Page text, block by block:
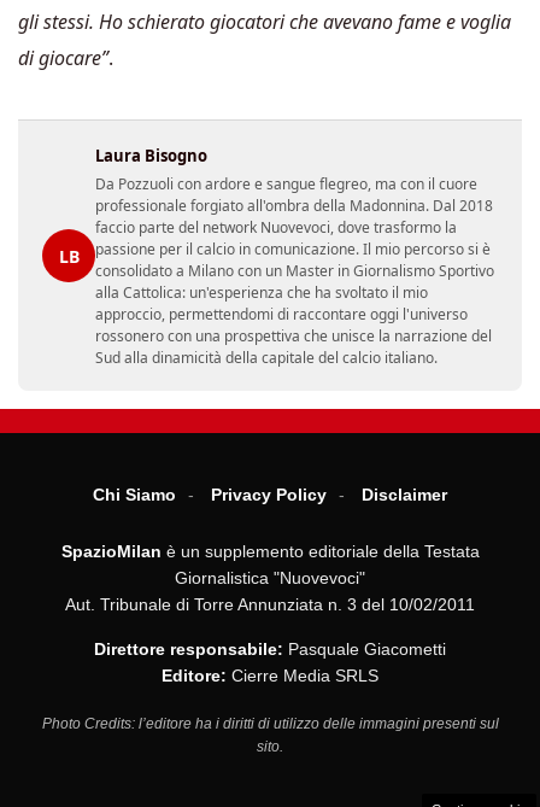
gli stessi. Ho schierato giocatori che avevano fame e voglia
di giocare”.
LB
Laura Bisogno
Da Pozzuoli con ardore e sangue flegreo, ma con il cuore
professionale forgiato all'ombra della Madonnina. Dal 2018
faccio parte del network Nuovevoci, dove trasformo la
passione per il calcio in comunicazione. Il mio percorso si è
consolidato a Milano con un Master in Giornalismo Sportivo
alla Cattolica: un'esperienza che ha svoltato il mio
approccio, permettendomi di raccontare oggi l'universo
rossonero con una prospettiva che unisce la narrazione del
Sud alla dinamicità della capitale del calcio italiano.
Chi Siamo Privacy Policy Disclaimer
SpazioMilan è un supplemento editoriale della Testata
Giornalistica "Nuovevoci"
Aut. Tribunale di Torre Annunziata n. 3 del 10/02/2011
Direttore responsabile: Pasquale Giacometti
Editore: Cierre Media SRLS
Photo Credits: l’editore ha i diritti di utilizzo delle immagini presenti sul
sito.